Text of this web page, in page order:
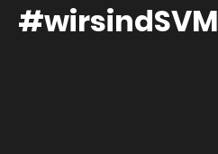
#wirsindSVM